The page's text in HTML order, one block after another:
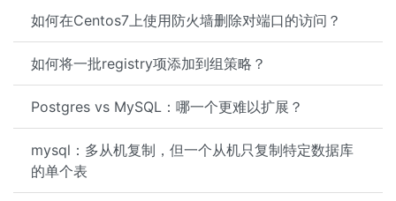
如何在Centos7上使用防火墙删除对端口的访问？
如何将一批registry项添加到组策略？
Postgres vs MySQL：哪一个更难以扩展？
mysql：多从机复制，但一个从机只复制特定数据库
的单个表